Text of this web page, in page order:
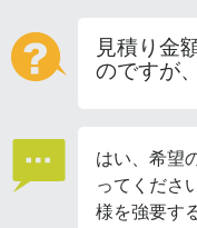
見積り金
のですが
はい、希望
ってくださ
様を強要す